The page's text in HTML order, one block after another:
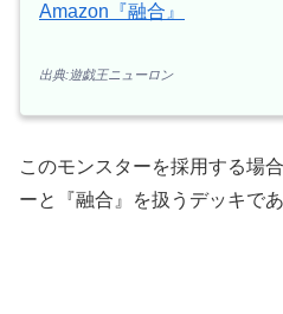
Amazon『融合』
出典:遊戯王ニューロン
このモンスターを採用する場
ーと『融合』を扱うデッキで